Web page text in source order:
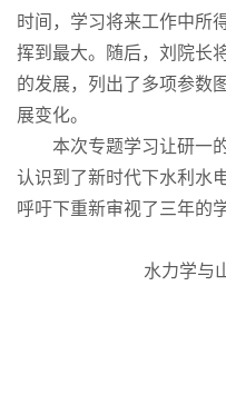
时间，学习将来工作中所
挥到最大。随后，刘院长
的发展，列出了多项参数
展变化。
本次专题学习让研一
认识到了新时代下水利水
呼吁下重新审视了三年的
水力学与